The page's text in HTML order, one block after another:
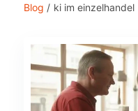
Blog / ki im einzelhandel